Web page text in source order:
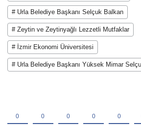
# Urla Belediye Başkanı Selçuk Balkan
# Zeytin ve Zeytinyağlı Lezzetli Mutfaklar
# İzmir Ekonomi Üniversitesi
# Urla Belediye Başkanı Yüksek Mimar